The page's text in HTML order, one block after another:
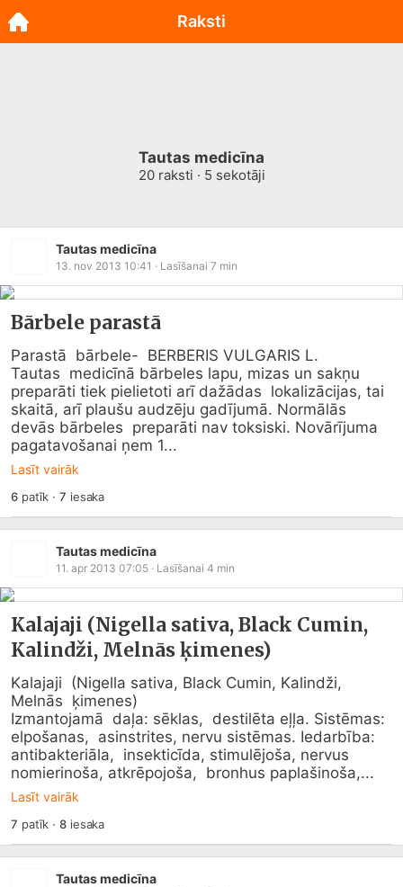
Tautas medicīna
20raksti · 5 sekotāji
Tautas medicīna
13. nov 2013 10:41 · Lasīšanai 7 min
Bārbele parastā
Parastā  bārbele-  BERBERIS VULGARIS L.
Tautas  medicīnā bārbeles lapu, mizas un sakņu
preparāti tiek pielietoti arī dažādas  lokalizācijas, tai
skaitā, arī plaušu audzēju gadījumā. Normālās
devās bārbeles  preparāti nav toksiski. Novārījuma
pagatavošanai ņem 1...
Lasīt vairāk
6patīk ·7 iesaka
Tautas medicīna
11. apr 2013 07:05 · Lasīšanai 4 min
Kalajaji (Nigella sativa, Black Cumin,
Kalindži, Melnās ķimenes)
Kalajaji  (Nigella sativa, Black Cumin, Kalindži,
Melnās  ķimenes)
Izmantojamā  daļa: sēklas,  destilēta eļļa. Sistēmas:
elpošanas,  asinstrites, nervu sistēmas. Iedarbība:
antibakteriāla,  insekticīda, stimulējoša, nervus
nomierinoša, atkrēpojoša,  bronhus paplašinoša,...
Lasīt vairāk
7 patīk ·8iesaka
Tautas medicīna
Raksti